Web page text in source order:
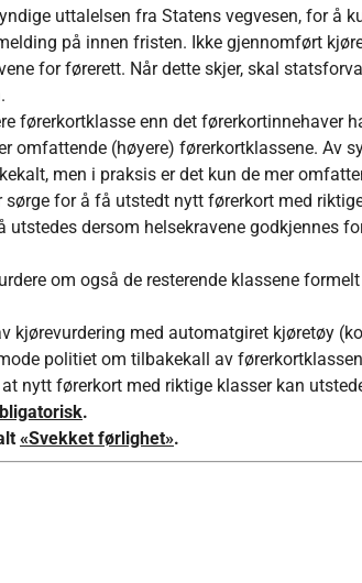
uttalelsen fra Statens vegvesen, for å
på innen fristen. Ikke gjennomført
for førerett. Når dette skjer, skal
førerkortklasse enn det førerkortinnehaver
omfattende (høyere) førerkortklassene. Av
men i praksis er det kun de mer
for å få utstedt nytt førerkort med
dersom helsekravene godkjennes
om også de resterende klassene
med automatgiret kjøretøy
politiet om tilbakekall av
nytt førerkort med riktige klasser kan
.
«Svekket førlighet».